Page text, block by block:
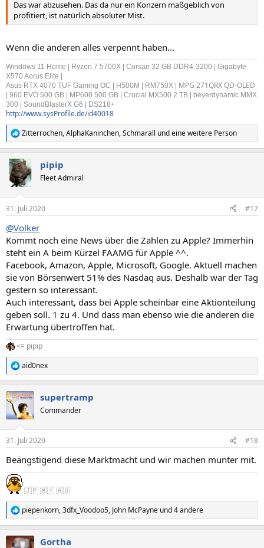
Das war abzusehen. Das da nur ein Konzern maßgeblich von
profitiert, ist natürlich absoluter Mist.
Wenn die anderen alles verpennt haben...
Windows 11 Home | Ryzen 7 5700X | Corsair 32 GB DDR4-3200 | Gigabyte
X570 Aorus Elite |
Asus RTX 4070 TUF Gaming OC | H500M | RM750X | MPG 271QRX QD-OLED
| 960 EVO 500 GB | MP600 500 GB | Crucial MX500 2 TB | beyerdynamic MMX
300 | SoundBlasterX G6 | DS218+
http://www.sysProfile.de/id40018
R
e
k
t
i
e
:
Zitterrochen,AlphaKaninchen,Schmarall und eine weitere Person
pipip
Fleet Admiral
31. Juli 2020 #17
@Volker
Kommt noch eine News über die Zahlen zu Apple? Immerhin
steht ein A beim Kürzel FAAMG für Apple ^^.
Facebook, Amazon, Apple, Microsoft, Google. Aktuell machen
sie von Börsenwert 51% des Nasdaq aus. Deshalb war der Tag
gestern so interessant.
Auch interessant, dass bei Apple scheinbar eine Aktionteilung
geben soll. 1 zu 4. Und dass man ebenso wie die anderen die
Erwartung übertroffen hat.
<= pipip
R
e
k
t
i
e
:
aid0nex
supertramp
Commander
31. Juli 2020 #18
Beängstigend diese Marktmacht und wir machen munter mit.
🇯🇵 🇲🇾 🇦🇺
R
e
k
piepenkorn,3dfx_Voodoo5, John McPayne und 4 andere
Gortha